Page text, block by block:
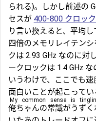
られる)。しかし前述の
セスが 400-800 クロッ
り言い換えると、平均
四倍のメモリレイテン
クは 2.93 GHz なのに対
ークロックは 1.4 GHz
いうわけで、ここでも
面白いことが起こってい
俺ちゃんの常識がうずく
My common sense is